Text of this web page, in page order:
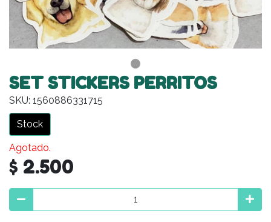
SET STICKERS PERRITOS
SKU: 1560886331715
Stock
Agotado.
$ 2.500